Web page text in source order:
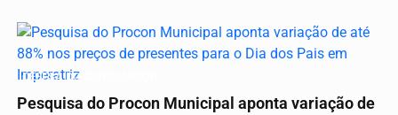
DEFESA DO CONSUMIDOR
Pesquisa do Procon Municipal aponta variação de